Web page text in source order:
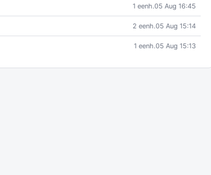
1 eenh.05 Aug 16:45
2 eenh.05 Aug 15:14
1 eenh.05 Aug 15:13